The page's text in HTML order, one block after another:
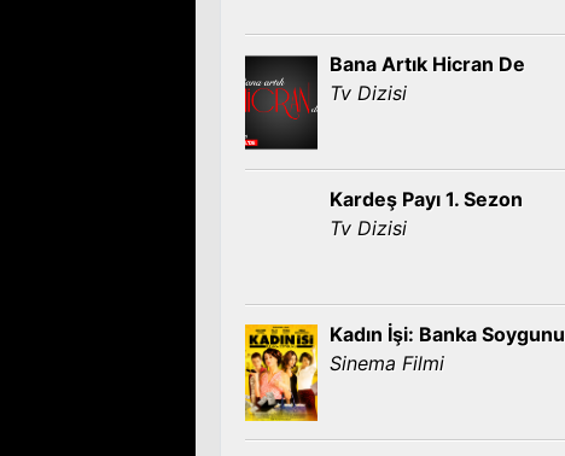
Bana Artık Hicran De
Tv Dizisi
Kardeş Payı 1. Sezon
Tv Dizisi
Kadın İşi: Banka Soygunu
Sinema Filmi